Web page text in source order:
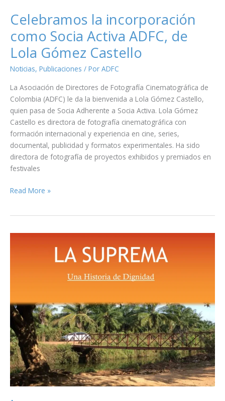
de
Fotografía
de
la
película
nominada
al
Oscar
“The
Voice
of
Hind
Rajab”
Celebramos la incorporación
como Socia Activa ADFC, de
Lola Gómez Castello
Noticias, Publicaciones / Por ADFC
La Asociación de Directores de Fotografía Cinematográfica de
Colombia (ADFC) le da la bienvenida a Lola Gómez Castello,
quien pasa de Socia Adherente a Socia Activa. Lola Gómez
Castello es directora de fotografía cinematográfica con
formación internacional y experiencia en cine, series,
documental, publicidad y formatos experimentales. Ha sido
directora de fotografía de proyectos exhibidos y premiados en
festivales
Celebramos
incorporación
Socia
Castello
Read More »